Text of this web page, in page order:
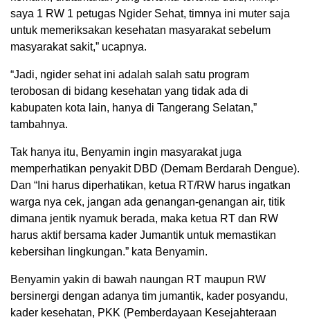
saya 1 RW 1 petugas Ngider Sehat, timnya ini muter saja
untuk memeriksakan kesehatan masyarakat sebelum
masyarakat sakit,” ucapnya.
“Jadi, ngider sehat ini adalah salah satu program
terobosan di bidang kesehatan yang tidak ada di
kabupaten kota lain, hanya di Tangerang Selatan,”
tambahnya.
Tak hanya itu, Benyamin ingin masyarakat juga
memperhatikan penyakit DBD (Demam Berdarah Dengue).
Dan “Ini harus diperhatikan, ketua RT/RW harus ingatkan
warga nya cek, jangan ada genangan-genangan air, titik
dimana jentik nyamuk berada, maka ketua RT dan RW
harus aktif bersama kader Jumantik untuk memastikan
kebersihan lingkungan.” kata Benyamin.
Benyamin yakin di bawah naungan RT maupun RW
bersinergi dengan adanya tim jumantik, kader posyandu,
kader kesehatan, PKK (Pemberdayaan Kesejahteraan